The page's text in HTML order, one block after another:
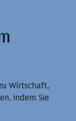
Wirtschaft,
indem Sie